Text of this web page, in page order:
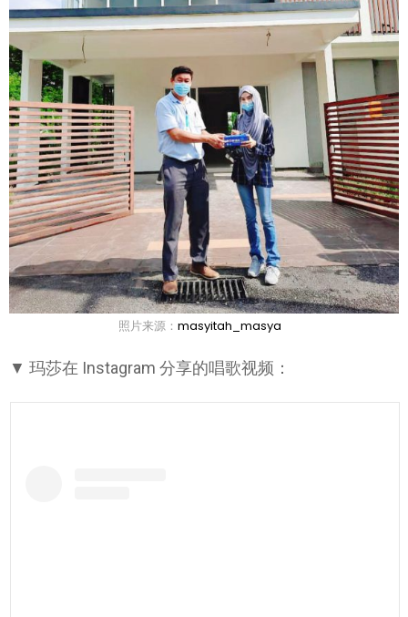
照片来源： masyitah_masya
▼ 玛莎在 Instagram 分享的唱歌视频：